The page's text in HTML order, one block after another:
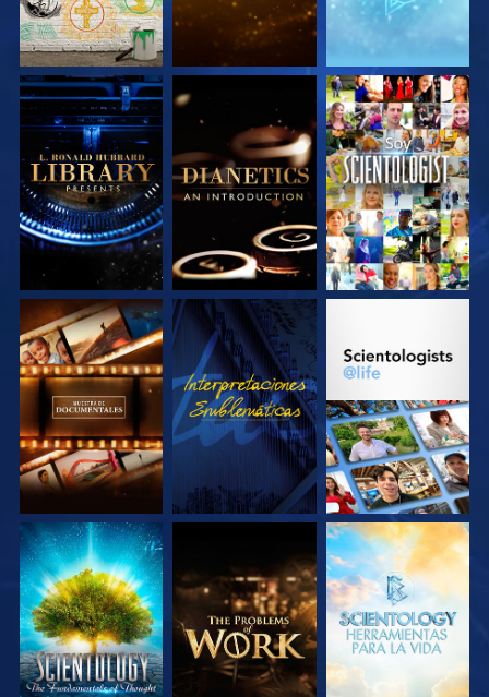
EXPLORA LAS
SERIES
EXPLORA LAS
SERIES
VE
EXPLORA LAS
SERIES
VE
EXPLORA LAS
EXPLORA LAS
SERIES
EXPLORA LAS
SERIES
EXPLORA LAS
SERIES